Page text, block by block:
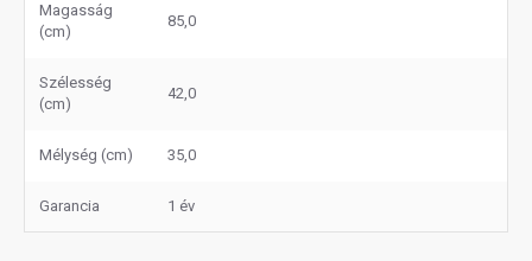
Magasság
(cm)
85,0
Szélesség
(cm)
42,0
Mélység (cm) 35,0
Garancia 1 év